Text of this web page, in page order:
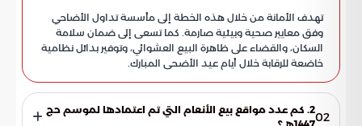
تهدف الأمانة من خلال هذه الخطة إلى مأسسة تداول الأضاحي
وفق معايير صحية وبيئية صارمة. كما تسعى إلى ضمان سلامة
السكان، والقضاء على ظاهرة البيع العشوائي، وتوفير بدائل نظامية
خاضعة للرقابة خلال أيام عيد الأضحى المبارك.
02 2. كم عدد مواقع بيع الأنعام التي تم اعتمادها لموسم حج